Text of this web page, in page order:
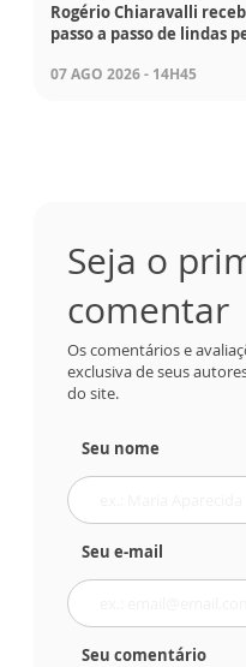
Rogério Chiaravalli
passo a passo de lindas
07 AGO 2026 - 14H45
Seja o
comentar
Os comentários e
exclusiva de seus
do site.
Seu nome
Seu e-mail
Seu comentário